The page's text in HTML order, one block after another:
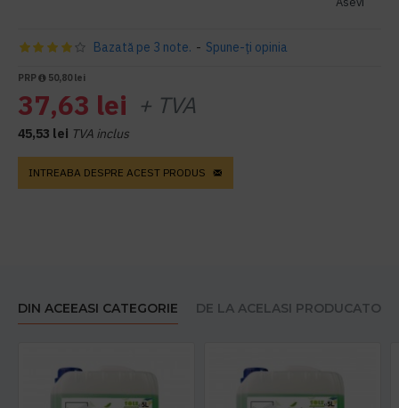
Bazată pe 3 note. - Spune-ţi opinia
PRP 50,80 lei
37,63 lei + TVA
45,53 lei TVA inclus
INTREABA DESPRE ACEST PRODUS
DIN ACEEASI CATEGORIE DE LA ACELASI PRODUCATOR